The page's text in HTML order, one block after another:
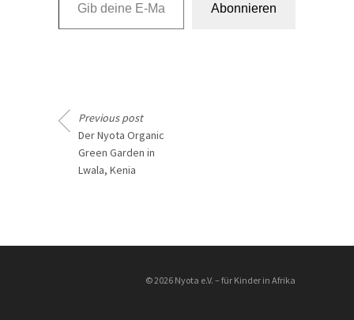
Abonnieren
Previous post
Der Nyota Organic
Green Garden in
Lwala, Kenia
© 2026 Nyota e.V. – für Kinder in Afrika